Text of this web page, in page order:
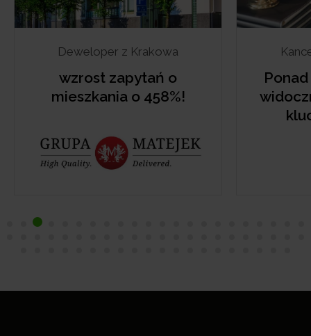
Deweloper z Krakowa
wzrost zapytań o
mieszkania o 458%!